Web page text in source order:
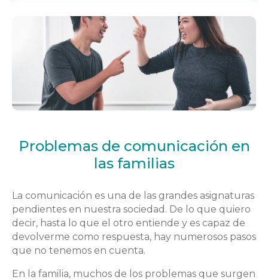
Problemas de comunicación en
las familias
La comunicación es una de las grandes asignaturas
pendientes en nuestra sociedad. De lo que quiero
decir, hasta lo que el otro entiende y es capaz de
devolverme como respuesta, hay numerosos pasos
que no tenemos en cuenta.
En la familia, muchos de los problemas que surgen